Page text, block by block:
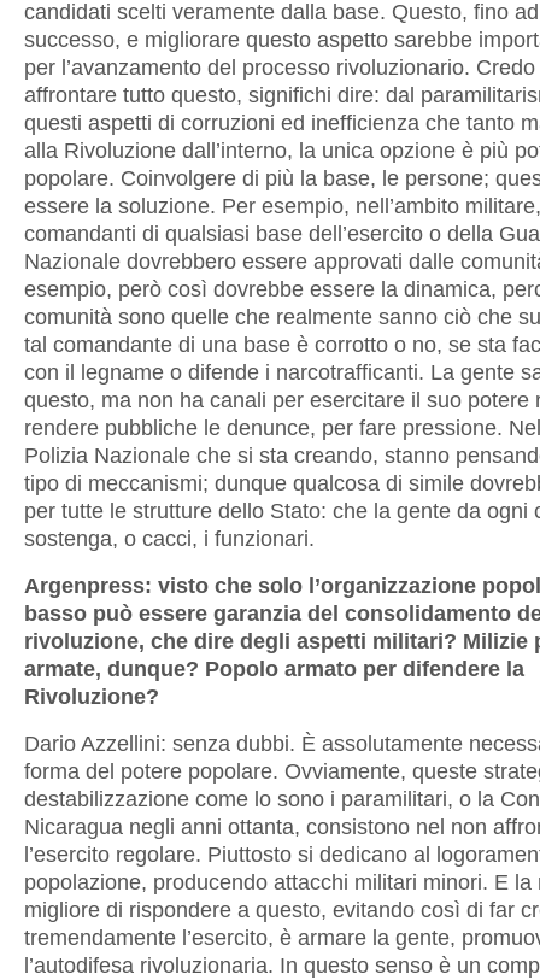
candidati scelti veramente dalla base. Questo, fino
successo, e migliorare questo aspetto sarebbe
per l’avanzamento del processo rivoluzionario.
affrontare tutto questo, significhi dire: dal
questi aspetti di corruzioni ed inefficienza che tanto
alla Rivoluzione dall’interno, la unica opzione è più
popolare. Coinvolgere di più la base, le persone;
essere la soluzione. Per esempio, nell’ambito
comandanti di qualsiasi base dell’esercito o della
Nazionale dovrebbero essere approvati dalle
esempio, però così dovrebbe essere la dinamica,
comunità sono quelle che realmente sanno ciò che
tal comandante di una base è corrotto o no, se sta
con il legname o difende i narcotrafficanti. La gente
questo, ma non ha canali per esercitare il suo potere
rendere pubbliche le denunce, per fare pressione.
Polizia Nazionale che si sta creando, stanno
tipo di meccanismi; dunque qualcosa di simile
per tutte le strutture dello Stato: che la gente da ogni
sostenga, o cacci, i funzionari.
Argenpress: visto che solo l’organizzazione
basso può essere garanzia del consolidamento
rivoluzione, che dire degli aspetti militari? Milizie
armate, dunque? Popolo armato per difendere la
Rivoluzione?
Dario Azzellini: senza dubbi. È assolutamente
forma del potere popolare. Ovviamente, queste
destabilizzazione come lo sono i paramilitari, o la
Nicaragua negli anni ottanta, consistono nel non
l’esercito regolare. Piuttosto si dedicano al
popolazione, producendo attacchi militari minori. E la
migliore di rispondere a questo, evitando così di far
tremendamente l’esercito, è armare la gente,
l’autodifesa rivoluzionaria. In questo senso è un